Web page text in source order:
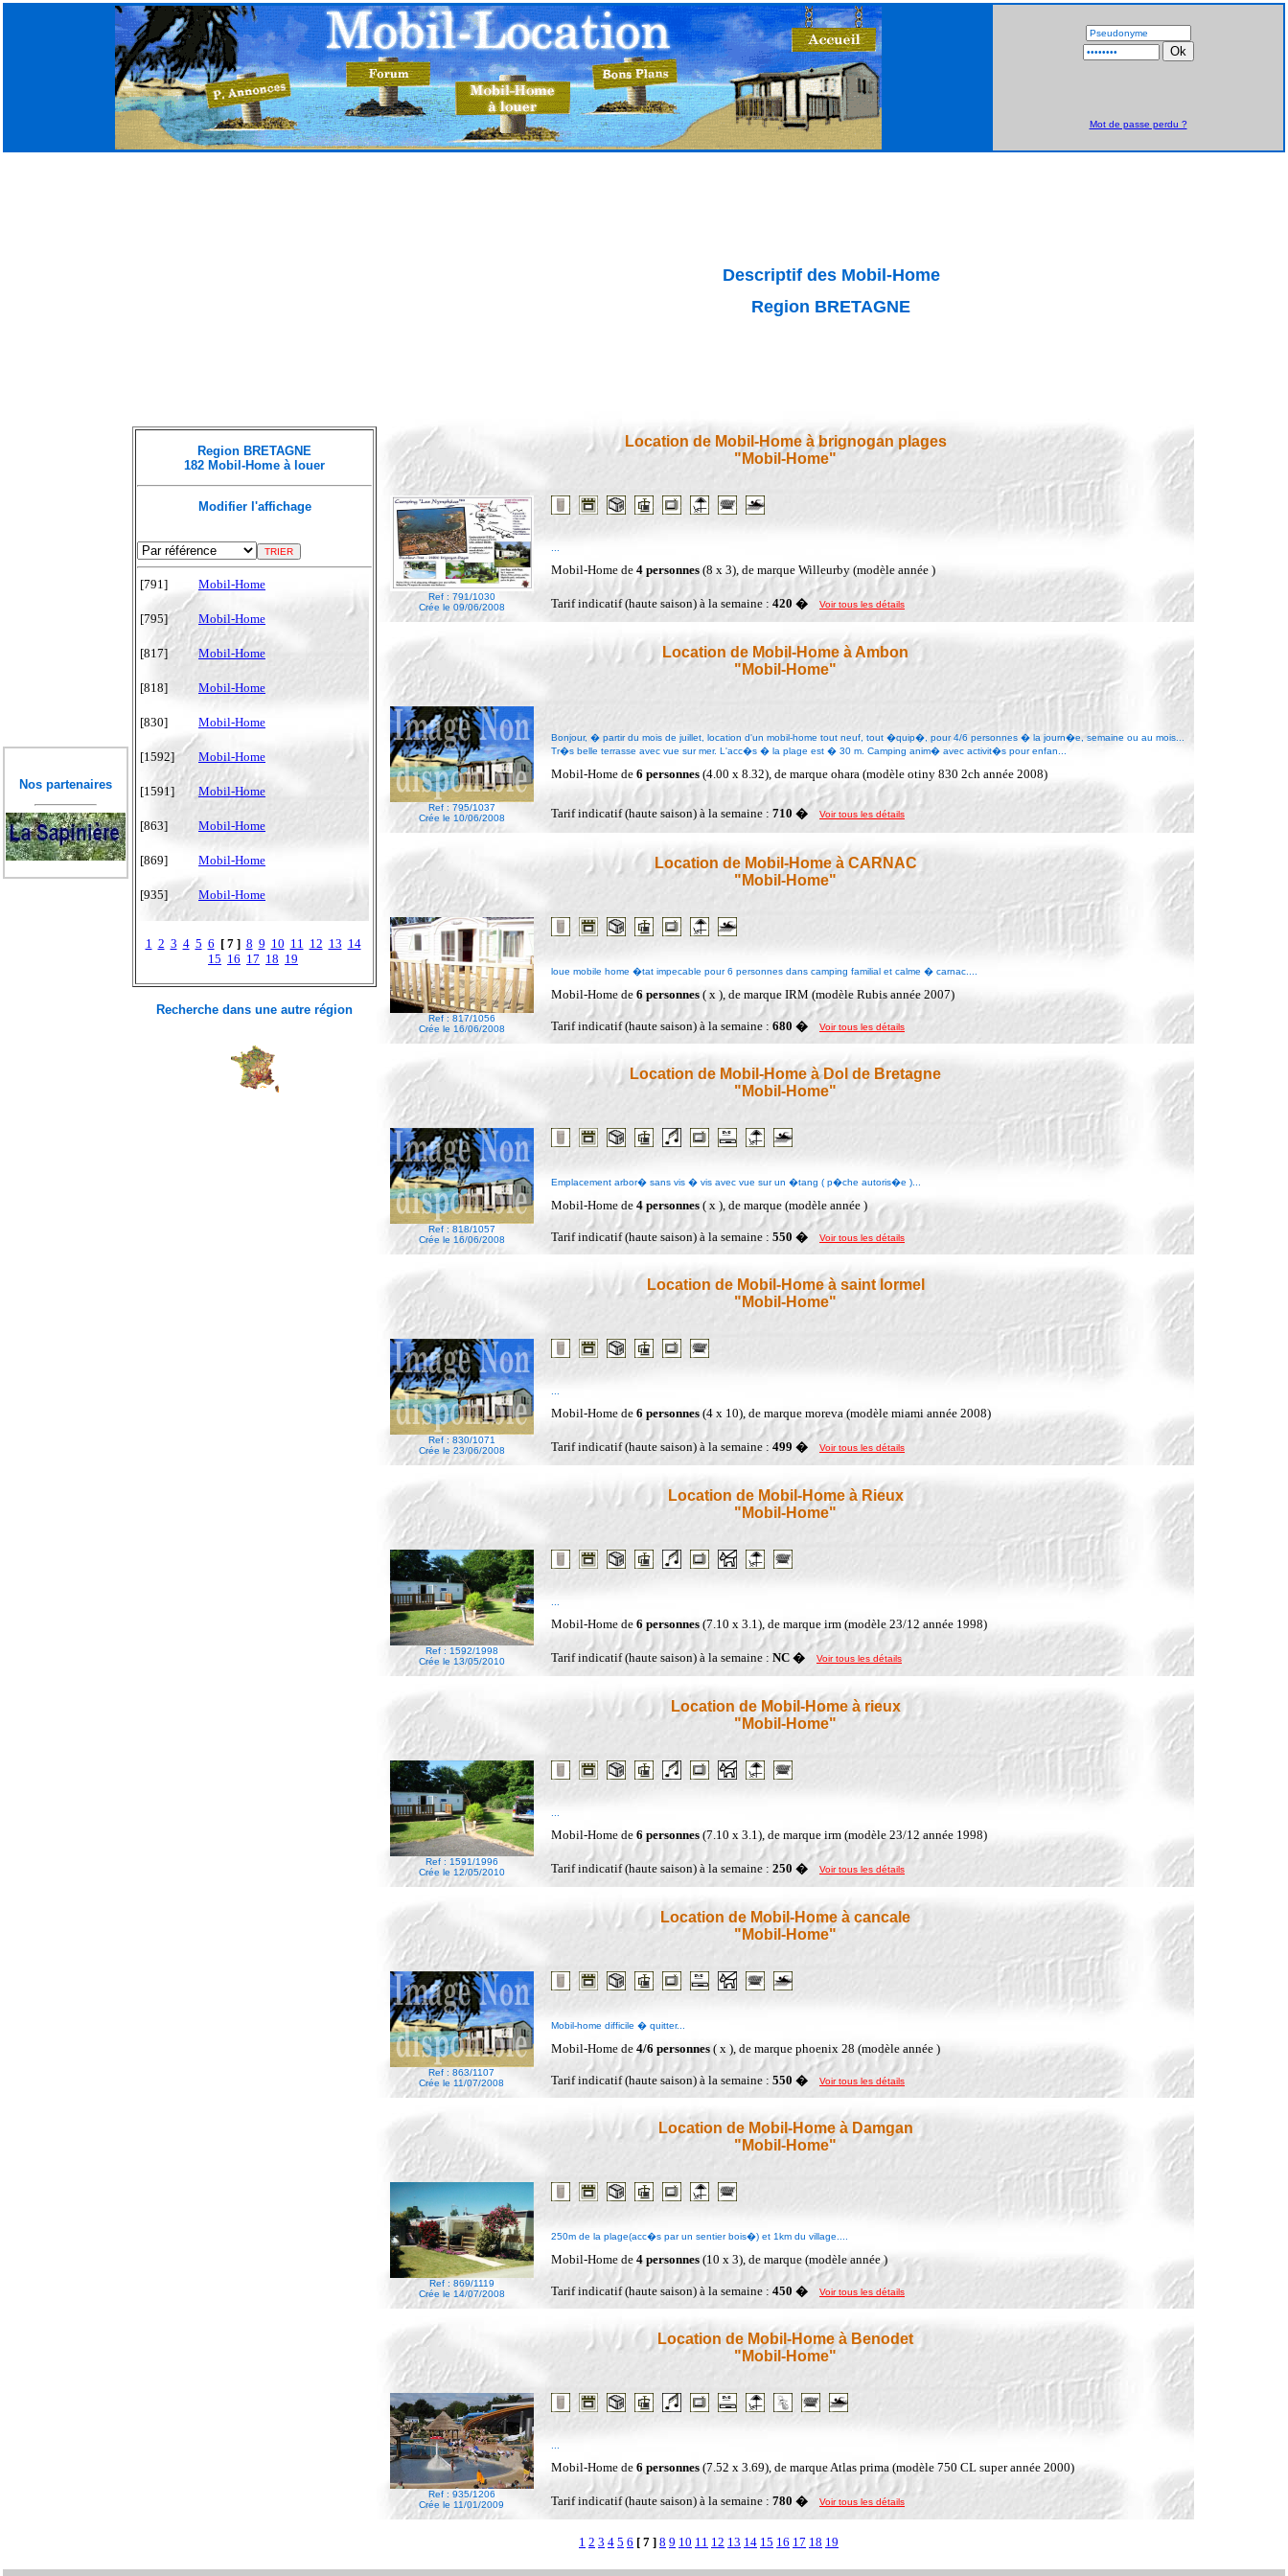
Mot de passe perdu ?
Nos partenaires
Descriptif des Mobil-Home
Region BRETAGNE
Region BRETAGNE
182 Mobil-Home à louer
Modifier l'affichage
[791] Mobil-Home
[795] Mobil-Home
[817] Mobil-Home
[818] Mobil-Home
[830] Mobil-Home
[1592] Mobil-Home
[1591] Mobil-Home
[863] Mobil-Home
[869] Mobil-Home
[935] Mobil-Home
1 2 3 4 5 6 [ 7 ] 8 9 10 11 12 13 14
15 16 17 18 19
Recherche dans une autre région
Location de Mobil-Home à brignogan plages
"Mobil-Home"
Ref : 791/1030
Crée le 09/06/2008
Mobil-Home de 4 personnes (8 x 3), de marque Willeurby (modèle année )
Tarif indicatif (haute saison) à la semaine : 420 � Voir tous les détails
Location de Mobil-Home à Ambon
"Mobil-Home"
Ref : 795/1037
Crée le 10/06/2008
Bonjour, � partir du mois de juillet, location d'un mobil-home tout neuf, tout �quip�, pour 4/6 personnes � la journ�e, semaine ou au mois...
Tr�s belle terrasse avec vue sur mer. L'acc�s � la plage est � 30 m. Camping anim� avec activit�s pour enfan...
Mobil-Home de 6 personnes (4.00 x 8.32), de marque ohara (modèle otiny 830 2ch année 2008)
Tarif indicatif (haute saison) à la semaine : 710 � Voir tous les détails
Location de Mobil-Home à CARNAC
"Mobil-Home"
Ref : 817/1056
Crée le 16/06/2008
loue mobile home �tat impecable pour 6 personnes dans camping familial et calme � carnac....
Mobil-Home de 6 personnes ( x ), de marque IRM (modèle Rubis année 2007)
Tarif indicatif (haute saison) à la semaine : 680 � Voir tous les détails
Location de Mobil-Home à Dol de Bretagne
"Mobil-Home"
Ref : 818/1057
Crée le 16/06/2008
Emplacement arbor� sans vis � vis avec vue sur un �tang ( p�che autoris�e )...
Mobil-Home de 4 personnes ( x ), de marque (modèle année )
Tarif indicatif (haute saison) à la semaine : 550 � Voir tous les détails
Location de Mobil-Home à saint lormel
"Mobil-Home"
Ref : 830/1071
Crée le 23/06/2008
Mobil-Home de 6 personnes (4 x 10), de marque moreva (modèle miami année 2008)
Tarif indicatif (haute saison) à la semaine : 499 � Voir tous les détails
Location de Mobil-Home à Rieux
"Mobil-Home"
Ref : 1592/1998
Crée le 13/05/2010
Mobil-Home de 6 personnes (7.10 x 3.1), de marque irm (modèle 23/12 année 1998)
Tarif indicatif (haute saison) à la semaine : NC � Voir tous les détails
Location de Mobil-Home à rieux
"Mobil-Home"
Ref : 1591/1996
Crée le 12/05/2010
Mobil-Home de 6 personnes (7.10 x 3.1), de marque irm (modèle 23/12 année 1998)
Tarif indicatif (haute saison) à la semaine : 250 � Voir tous les détails
Location de Mobil-Home à cancale
"Mobil-Home"
Ref : 863/1107
Crée le 11/07/2008
Mobil-home difficile � quitter...
Mobil-Home de 4/6 personnes ( x ), de marque phoenix 28 (modèle année )
Tarif indicatif (haute saison) à la semaine : 550 � Voir tous les détails
Location de Mobil-Home à Damgan
"Mobil-Home"
Ref : 869/1119
Crée le 14/07/2008
250m de la plage(acc�s par un sentier bois�) et 1km du village....
Mobil-Home de 4 personnes (10 x 3), de marque (modèle année )
Tarif indicatif (haute saison) à la semaine : 450 � Voir tous les détails
Location de Mobil-Home à Benodet
"Mobil-Home"
Ref : 935/1206
Crée le 11/01/2009
Mobil-Home de 6 personnes (7.52 x 3.69), de marque Atlas prima (modèle 750 CL super année 2000)
Tarif indicatif (haute saison) à la semaine : 780 � Voir tous les détails
1 2 3 4 5 6 [ 7 ] 8 9 10 11 12 13 14 15 16 17 18 19